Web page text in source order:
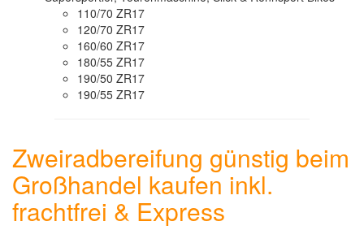
110/70 ZR17
120/70 ZR17
160/60 ZR17
180/55 ZR17
190/50 ZR17
190/55 ZR17
Zweiradbereifung günstig beim
Großhandel kaufen inkl.
frachtfrei & Express